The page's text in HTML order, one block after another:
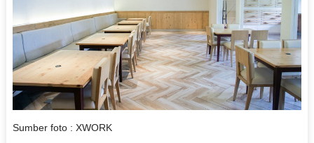
Sumber foto : XWORK